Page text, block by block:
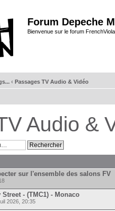
Forum Depeche
Bienvenue sur le forum
‹ Passages TV Audio & Vidéo
Audio &
sur l'ensemble des salons FV
- (TMC1) - Monaco
2026, 20:35